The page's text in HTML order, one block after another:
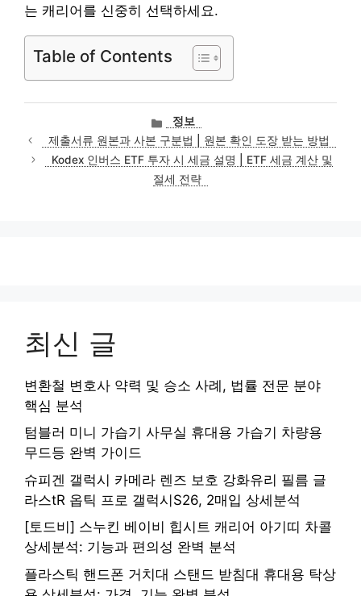
는 캐리어를 신중히 선택하세요.
Table of Contents
카
테
고
리
정보
제출서류 원본과 사본 구분법 | 원본 확인 도장 받는 방법
Kodex 인버스 ETF 투자 시 세금 설명 | ETF 세금 계산 및
절세 전략
최신 글
변환철 변호사 약력 및 승소 사례, 법률 전문 분야
핵심 분석
텀블러 미니 가습기 사무실 휴대용 가습기 차량용
무드등 완벽 가이드
슈피겐 갤럭시 카메라 렌즈 보호 강화유리 필름 글
라스tR 옵틱 프로 갤럭시S26, 2매입 상세분석
[토드비] 스누킨 베이비 힙시트 캐리어 아기띠 차콜
상세분석: 기능과 편의성 완벽 분석
플라스틱 핸드폰 거치대 스탠드 받침대 휴대용 탁상